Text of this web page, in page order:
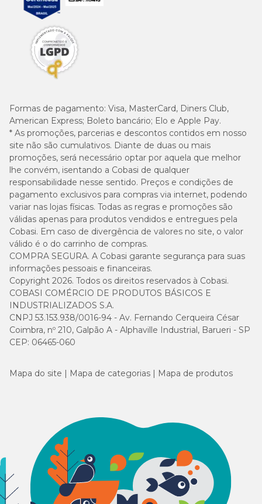
Formas de pagamento: Visa, MasterCard, Diners Club,
American Express; Boleto bancário; Elo e Apple Pay.
* As promoções, parcerias e descontos contidos em nosso
site não são cumulativos. Diante de duas ou mais
promoções, será necessário optar por aquela que melhor
lhe convém, isentando a Cobasi de qualquer
responsabilidade nesse sentido. Preços e condições de
pagamento exclusivos para compras via internet, podendo
variar nas lojas físicas. Todas as regras e promoções são
válidas apenas para produtos vendidos e entregues pela
Cobasi. Em caso de divergência de valores no site, o valor
válido é o do carrinho de compras.
COMPRA SEGURA. A Cobasi garante segurança para suas
informações pessoais e financeiras.
Copyright 2026. Todos os direitos reservados à Cobasi.
COBASI COMÉRCIO DE PRODUTOS BÁSICOS E
INDUSTRIALIZADOS S.A.
CNPJ 53.153.938/0016-94 - Av. Fernando Cerqueira César
Coimbra, nº 210, Galpão A - Alphaville Industrial, Barueri - SP
CEP: 06465-060
Mapa do site Mapa de categorias Mapa de produtos